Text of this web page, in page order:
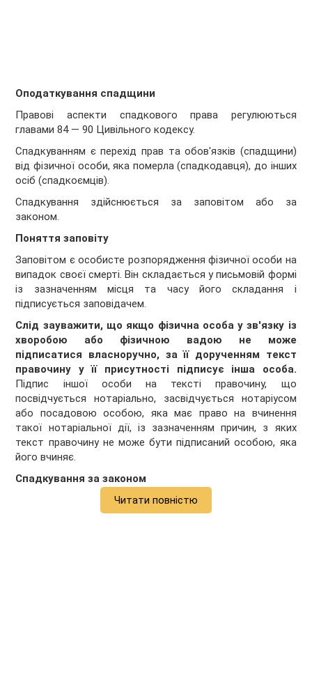
Оподаткування спадщини
Правові аспекти спадкового права регулюються
главами 84 — 90 Цивільного кодексу.
Спадкуванням є перехід прав та обов'язків (спадщини)
від фізичної особи, яка померла (спадкодавця), до інших
осіб (спадкоємців).
Спадкування здійснюється за заповітом або за
законом.
Поняття заповіту
Заповітом є особисте розпорядження фізичної особи на
випадок своєї смерті. Він складається у письмовій формі
із зазначенням місця та часу його складання і
підписується заповідачем.
Слід зауважити, що якщо фізична особа у зв'язку із
хворобою або фізичною вадою не може
підписатися власноручно, за її дорученням текст
правочину у її присутності підписує інша особа.
Підпис іншої особи на тексті правочину, що
посвідчується нотаріально, засвідчується нотаріусом
або посадовою особою, яка має право на вчинення
такої нотаріальної дії, із зазначенням причин, з яких
текст правочину не може бути підписаний особою, яка
його вчиняє.
Спадкування за законом
Читати повністю